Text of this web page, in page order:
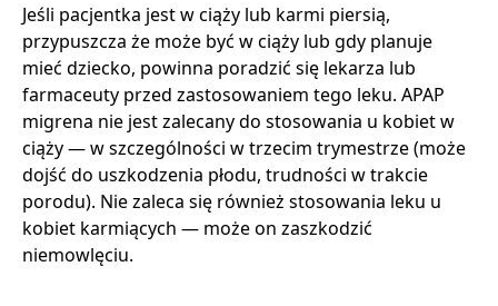
Jeśli pacjentka jest w ciąży lub karmi piersią,
przypuszcza że może być w ciąży lub gdy planuje
mieć dziecko, powinna poradzić się lekarza lub
farmaceuty przed zastosowaniem tego leku. APAP
migrena nie jest zalecany do stosowania u kobiet w
ciąży — w szczególności w trzecim trymestrze (może
dojść do uszkodzenia płodu, trudności w trakcie
porodu). Nie zaleca się również stosowania leku u
kobiet karmiących — może on zaszkodzić
niemowlęciu.